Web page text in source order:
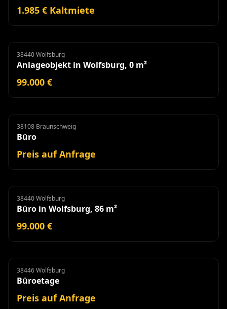
1.985 € Kaltmiete
Anlageobjekt
38440 Wolfsburg
Anlageobjekt in Wolfsburg, 0 m²
99.000 €
Büro Miete
38108 Braunschweig
Büro
Preis auf Anfrage
Büro
38440 Wolfsburg
Büro in Wolfsburg, 86 m²
99.000 €
Büroetage Miete
38446 Wolfsburg
Büroetage
Preis auf Anfrage